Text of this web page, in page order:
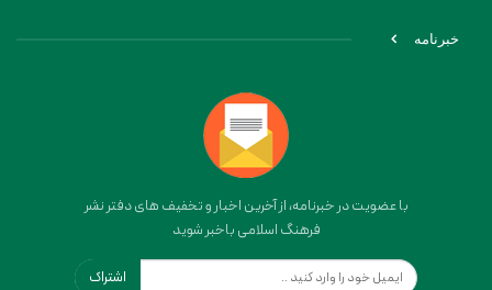
خبرنامه
با عضویت در خبرنامه، از آخرین اخبار و تخفیف های دفتر نشر
فرهنگ اسلامی باخبر شوید
اشتراک